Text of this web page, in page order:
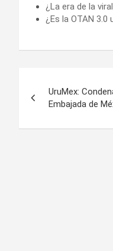
¿La era de la
¿Es la OTAN 3.0
de
entradas
UruMex:
Embajada de